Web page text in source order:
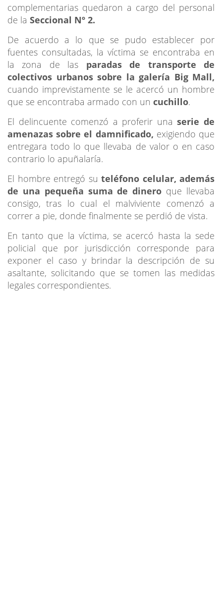
complementarias quedaron a cargo del personal
de la Seccional Nº 2.
De acuerdo a lo que se pudo establecer por
fuentes consultadas, la víctima se encontraba en
la zona de las paradas de transporte de
colectivos urbanos sobre la galería Big Mall,
cuando imprevistamente se le acercó un hombre
que se encontraba armado con un cuchillo.
El delincuente comenzó a proferir unaserie de
amenazas sobre el damnificado, exigiendo que
entregara todo lo que llevaba de valor o en caso
contrario lo apuñalaría.
El hombre entregó su teléfono celular, además
de una pequeña suma de dinero que llevaba
consigo, tras lo cual el malviviente comenzó a
correr a pie, donde finalmente se perdió de vista.
En tanto que la víctima, se acercó hasta la sede
policial que por jurisdicción corresponde para
exponer el caso y brindar la descripción de su
asaltante, solicitando que se tomen las medidas
legales correspondientes.